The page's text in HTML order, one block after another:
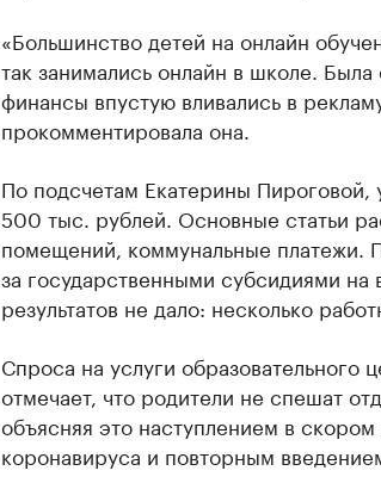
«Большинство детей на онлайн
так занимались онлайн в школе.
финансы впустую вливались в
прокомментировала она.
По подсчетам Екатерины Пироговой,
500 тыс. рублей. Основные статьи
помещений, коммунальные платежи.
за государственными субсидиями на
результатов не дало: несколько
Спроса на услуги образовательного
отмечает, что родители не спешат
объясняя это наступлением в
коронавируса и повторным